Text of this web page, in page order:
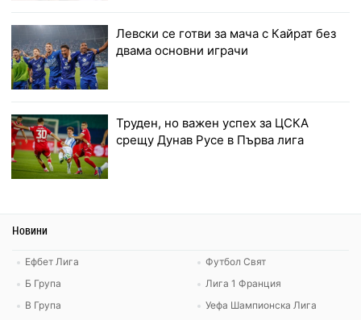
Левски се готви за мача с Кайрат без
двама основни играчи
Труден, но важен успех за ЦСКА
срещу Дунав Русе в Първа лига
Новини
Ефбет Лига
Б Група
В Група
Футбол Свят
Лига 1 Франция
Уефа Шампионска Лига